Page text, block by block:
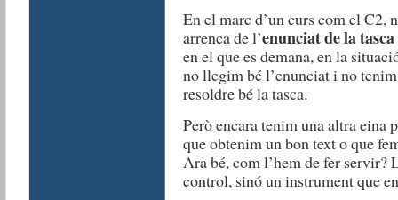
En el marc d’un curs com el C2,
arrenca de l’enunciat de la
en el que es demana, en la
no llegim bé l’enunciat i no
resoldre bé la tasca.
Però encara tenim una altra eina
que obtenim un bon text o que
Ara bé, com l’hem de fer servir?
control, sinó un instrument que